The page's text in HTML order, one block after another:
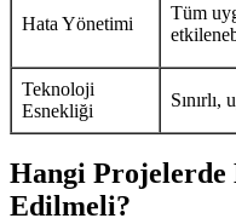
Hata Yönetimi
Tüm
Teknoloji
Esnekliği
Sınırlı,
Hangi
Edilmeli?